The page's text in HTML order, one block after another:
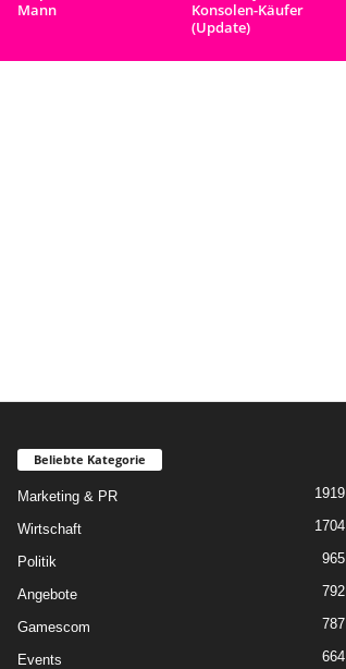
Mann
Konsolen-Käufer
(Update)
Beliebte Kategorie
Marketing & PR 1919
Wirtschaft 1704
Politik 965
Angebote 792
Gamescom 787
Events 664